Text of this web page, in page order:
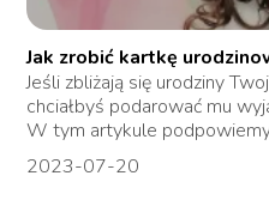
Jak zrobić kartkę
Jeśli zbliżają się urodziny
chciałbyś podarować mu
W tym artykule
2023-07-20